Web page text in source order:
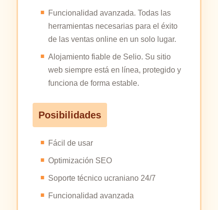
Funcionalidad avanzada. Todas las
herramientas necesarias para el éxito
de las ventas online en un solo lugar.
Alojamiento fiable de Selio. Su sitio
web siempre está en línea, protegido y
funciona de forma estable.
Posibilidades
Fácil de usar
Optimización SEO
Soporte técnico ucraniano 24/7
Funcionalidad avanzada